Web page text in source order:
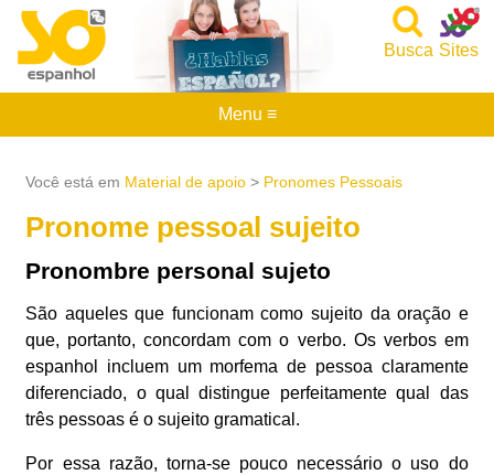
Sites
Busca
Você está em Material de apoio > Pronomes Pessoais
Pronome pessoal sujeito
Pronombre personal sujeto
São aqueles que funcionam como sujeito da oração e
que, portanto, concordam com o verbo. Os verbos em
espanhol incluem um morfema de pessoa claramente
diferenciado, o qual distingue perfeitamente qual das
três pessoas é o sujeito gramatical.
Por essa razão, torna-se pouco necessário o uso do